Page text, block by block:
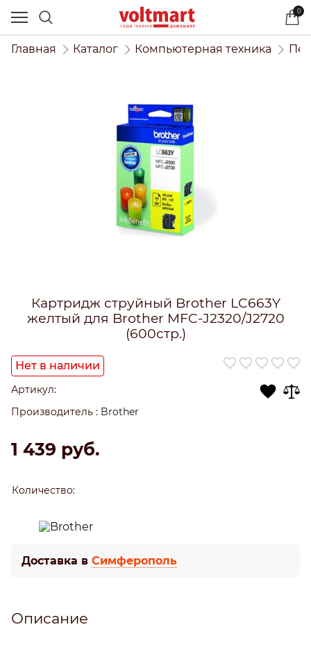
0
Главная Каталог Компьютерная техника
Картридж струйный Brother LC663Y
желтый для Brother MFC-J2320/J2720
(600стр.)
Нет в наличии
Артикул:
Производитель : Brother
1 439 руб.
Количество:
Доставка в Симферополь
Описание